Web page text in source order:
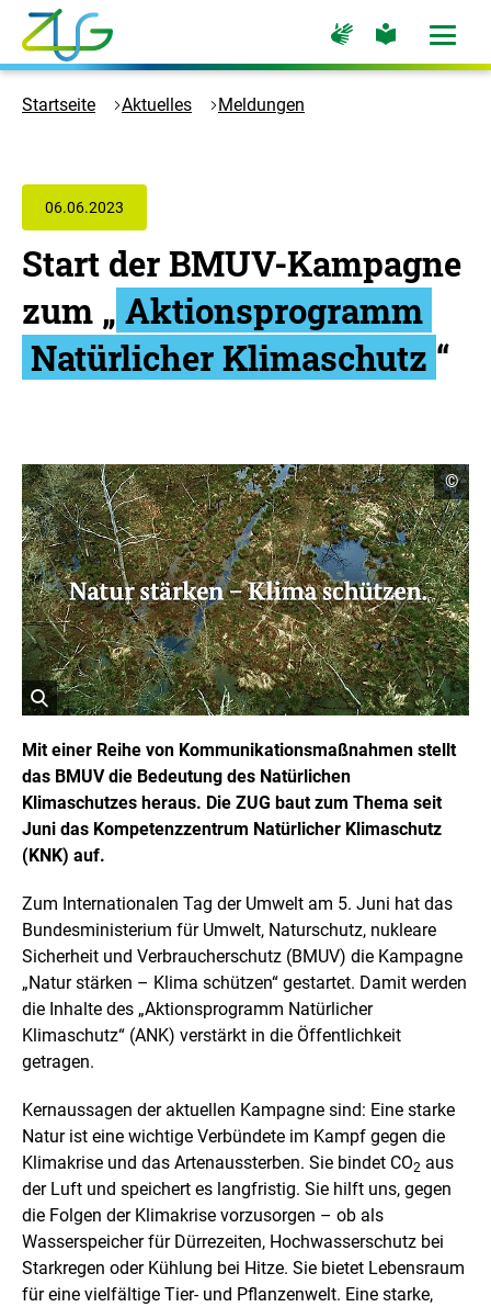
Zum
Hauptinhalt
springen
Logo
Zukunft
Zur
Startseite
Zur
Seite
Gebärdensprache
Zur
Seite
leichte
Menü
Startseite Aktuelles Meldungen
06.06.2023
Start der BMUV-Kampagne
zum „ Aktionsprogramm
Natürlicher Klimaschutz “
f
n
e
t
B
i
l
d
i
n
i
n
e
r
e
r
g
r
ö
ß
e
r
t
e
C
o
p
y
r
i
g
h
t
I
n
f
o
r
a
t
f
n
©
Mit einer Reihe von Kommunikationsmaßnahmen stellt
das BMUV die Bedeutung des Natürlichen
Klimaschutzes heraus. Die ZUG baut zum Thema seit
Juni das Kompetenzzentrum Natürlicher Klimaschutz
(KNK) auf.
Zum Internationalen Tag der Umwelt am 5. Juni hat das
Bundesministerium für Umwelt, Naturschutz, nukleare
Sicherheit und Verbraucherschutz (BMUV) die Kampagne
„Natur stärken – Klima schützen“ gestartet. Damit werden
die Inhalte des „Aktionsprogramm Natürlicher
Klimaschutz“ (ANK) verstärkt in die Öffentlichkeit
getragen.
Kernaussagen der aktuellen Kampagne sind: Eine starke
Natur ist eine wichtige Verbündete im Kampf gegen die
Klimakrise und das Artenaussterben. Sie bindet CO2 aus
der Luft und speichert es langfristig. Sie hilft uns, gegen
die Folgen der Klimakrise vorzusorgen – ob als
Wasserspeicher für Dürrezeiten, Hochwasserschutz bei
Starkregen oder Kühlung bei Hitze. Sie bietet Lebensraum
für eine vielfältige Tier- und Pflanzenwelt. Eine starke,